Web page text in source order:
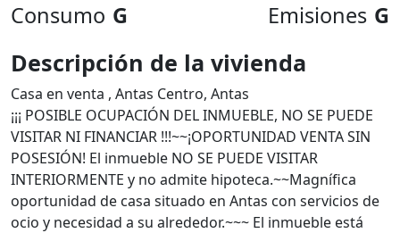
Consumo G Emisiones G
Descripción de la vivienda
Casa en venta , Antas Centro, Antas
¡¡¡ POSIBLE OCUPACIÓN DEL INMUEBLE, NO SE PUEDE
VISITAR NI FINANCIAR !!!~~¡OPORTUNIDAD VENTA SIN
POSESIÓN! El inmueble NO SE PUEDE VISITAR
INTERIORMENTE y no admite hipoteca.~~Magnífica
oportunidad de casa situado en Antas con servicios de
ocio y necesidad a su alrededor.~~~ El inmueble está